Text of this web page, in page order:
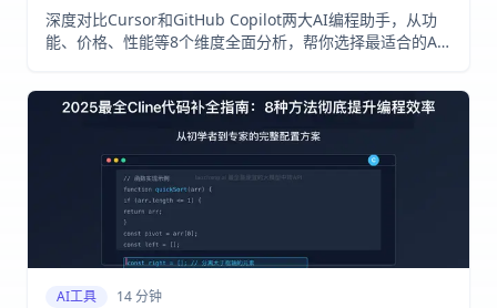
深度对比Cursor和GitHub Copilot两大AI编程助手，从功
能、价格、性能等8个维度全面分析，帮你选择最适合的AI
AI工具 14 分钟